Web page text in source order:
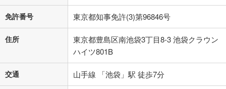
免許番号 東京都知事免許(3)第96846号
住所
東京都豊島区南池袋3丁目8-3 池袋クラウン
ハイツ801B
交通 山手線 「池袋」駅 徒歩7分